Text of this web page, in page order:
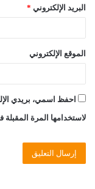
البريد الإلكتروني *
الموقع الإلكتروني
احفظ اسمي، بريدي
لاستخدامها المرة المقبلة